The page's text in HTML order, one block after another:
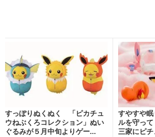
すっぽりぬくぬく 「ピカチュ
ウねぶくろコレクション」ぬい
ぐるみが５月中旬よりゲー...
すやすや
ルを守っ
三家にピ